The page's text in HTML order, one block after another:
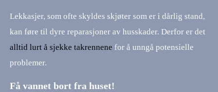
Lekkasjer, som ofte skyldes skjøter som er i dårlig stand,
kan føre til dyre reparasjoner av husskader. Derfor er det
alltid lurt å sjekke takrennene for å unngå potensielle
problemer.
Få vannet bort fra huset!